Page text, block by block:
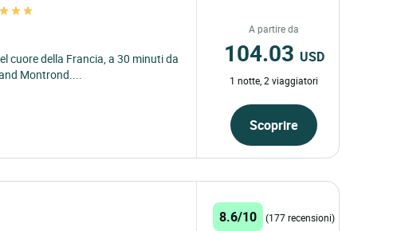
cuore della Francia, a 30 minuti da
Montrond....
A partire da
104.03 USD
1 notte, 2 viaggiatori
Scoprire
8.6/10 (177 recensioni)